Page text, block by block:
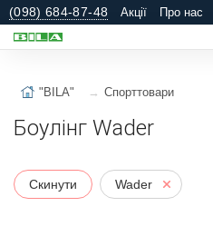
(098) 684-87-48 Акції Про нас
"BILA" Спорттовари
Боулінг Wader
Скинути Wader